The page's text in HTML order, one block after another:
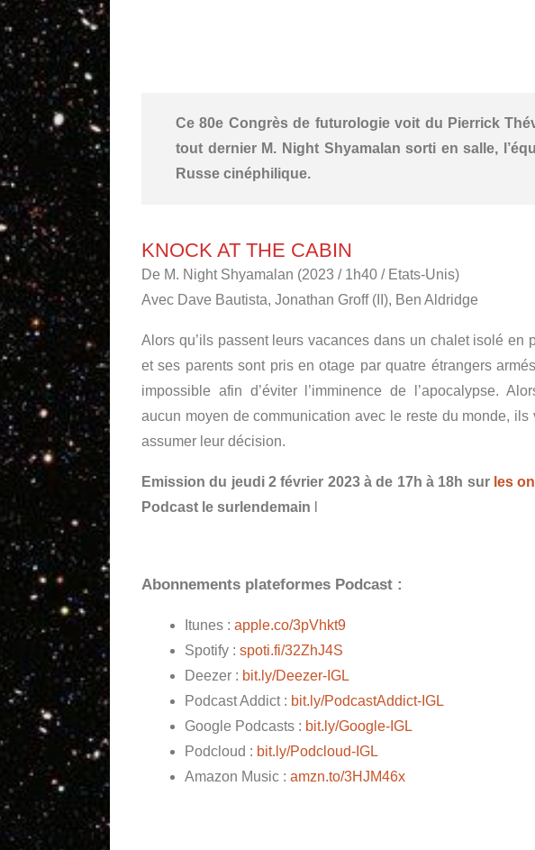
Ce 80e Congrès de futurologie voit du Pierrick
tout dernier M. Night Shyamalan sorti en salle,
Russe cinéphilique.
KNOCK AT THE CABIN
De M. Night Shyamalan (2023 / 1h40 / Etats-Unis)
Avec Dave Bautista, Jonathan Groff (II), Ben Aldridge
Alors qu’ils passent leurs vacances dans un chalet isolé en
et ses parents sont pris en otage par quatre étrangers
impossible afin d’éviter l’imminence de l’apocalypse.
aucun moyen de communication avec le reste du monde,
assumer leur décision.
Emission du jeudi 2 février 2023 à de 17h à 18h sur les
Podcast le surlendemain
Abonnements plateformes Podcast :
Itunes : apple.co/3pVhkt9
Spotify : spoti.fi/32ZhJ4S
Deezer : bit.ly/Deezer-IGL
Podcast Addict : bit.ly/PodcastAddict-IGL
Google Podcasts : bit.ly/Google-IGL
Podcloud : bit.ly/Podcloud-IGL
Amazon Music : amzn.to/3HJM46x